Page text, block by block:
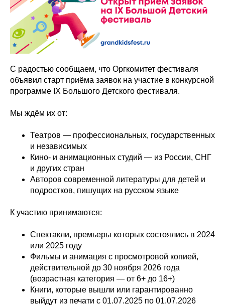
С радостью сообщаем, что Оргкомитет фестиваля
объявил старт приёма заявок на участие в конкурсной
программе IX Большого Детского фестиваля.
Мы ждём их от:
Театров — профессиональных, государственных
и независимых
Кино- и анимационных студий — из России, СНГ
и других стран
Авторов современной литературы для детей и
подростков, пишущих на русском языке
К участию принимаются:
Спектакли, премьеры которых состоялись в 2024
или 2025 году
Фильмы и анимация с просмотровой копией,
действительной до 30 ноября 2026 года
(возрастная категория — от 6+ до 16+)
Книги, которые вышли или гарантированно
выйдут из печати с 01.07.2025 по 01.07.2026